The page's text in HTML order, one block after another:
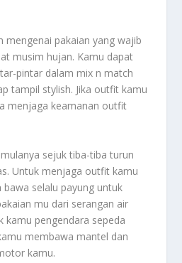
mengenai pakaian yang wajib
musim hujan. Kamu dapat
pintar dalam mix n match
tampil stylish. Jika outfit kamu
menjaga keamanan outfit
sejuk tiba-tiba turun
Untuk menjaga outfit kamu
selalu payung untuk
mu dari serangan air
kamu pengendara sepeda
membawa mantel dan
kamu.